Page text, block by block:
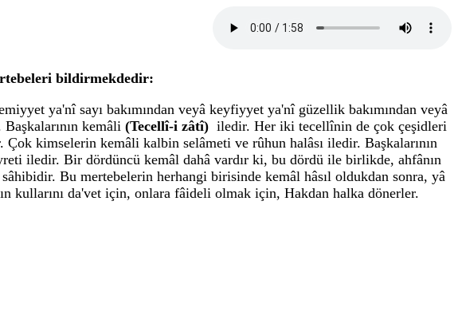
bildirmekdedir:
ya'nî sayı bakımından veyâ keyfiyyet ya'nî güzellik bakımından veyâ
kemâli (Tecellî-i zâtî) iledir. Her iki tecellînin de çok çeşidleri
kimselerin kemâli kalbin selâmeti ve rûhun halâsı iledir. Başkalarının
iledir. Bir dördüncü kemâl dahâ vardır ki, bu dördü ile birlikde, ahfânın
Bu mertebelerin herhangi birisinde kemâl hâsıl oldukdan sonra, yâ
kullarını da'vet için, onlara fâideli olmak için, Hakdan halka dönerler.